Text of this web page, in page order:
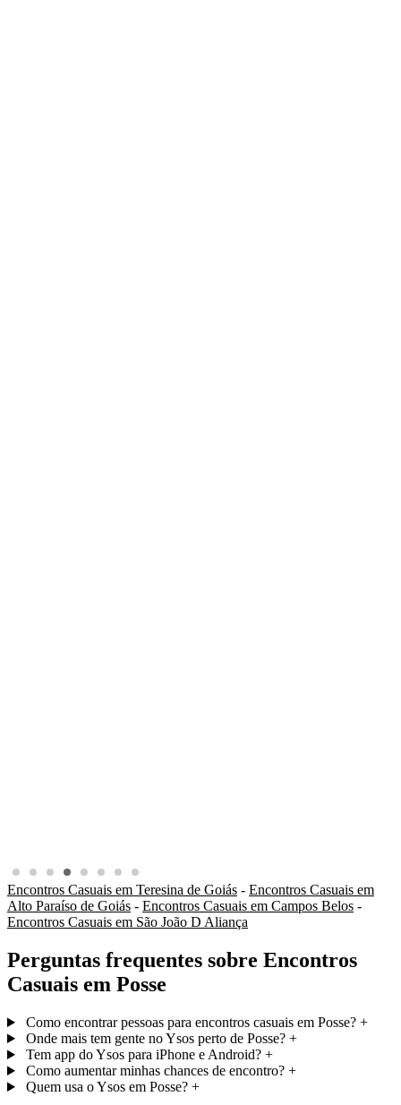
Encontros Casuais em Teresina de Goiás - Encontros Casuais em
Alto Paraíso de Goiás - Encontros Casuais em Campos Belos -
Encontros Casuais em São João D Aliança
Perguntas frequentes sobre Encontros
Casuais em Posse
Como encontrar pessoas para encontros casuais em Posse? +
Onde mais tem gente no Ysos perto de Posse? +
Tem app do Ysos para iPhone e Android? +
Como aumentar minhas chances de encontro? +
Quem usa o Ysos em Posse? +